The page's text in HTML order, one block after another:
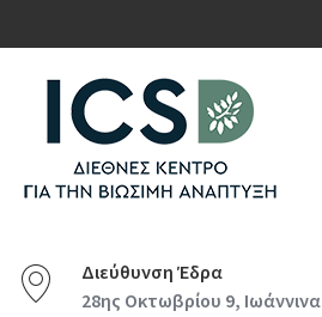
Διεύθυνση Έδρα
28ης Οκτωβρίου 9, Ιωάννινα